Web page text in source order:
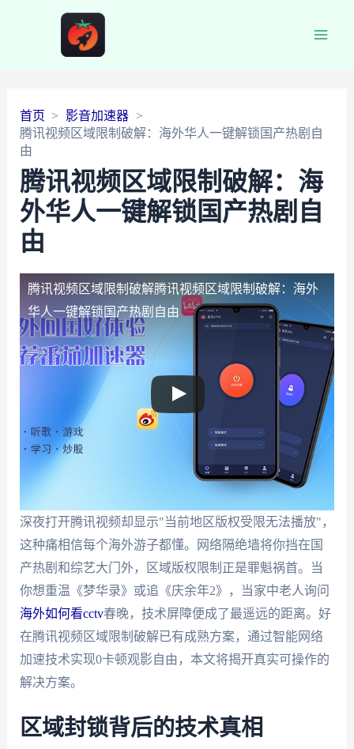
首页
影音加速器
腾讯视频区域限制破解：海外华人一键解锁国产热剧自
由
腾讯视频区域限制破解：海
外华人一键解锁国产热剧自
由
腾讯视频区域限制破解腾讯视频区域限制破解：海外
华人一键解锁国产热剧自由
深夜打开腾讯视频却显示"当前地区版权受限无法播放"，
这种痛相信每个海外游子都懂。网络隔绝墙将你挡在国
产热剧和综艺大门外，区域版权限制正是罪魁祸首。当
你想重温《梦华录》或追《庆余年2》，当家中老人询问
海外如何看cctv春晚，技术屏障便成了最遥远的距离。好
在腾讯视频区域限制破解已有成熟方案，通过智能网络
加速技术实现0卡顿观影自由，本文将揭开真实可操作的
解决方案。
区域封锁背后的技术真相